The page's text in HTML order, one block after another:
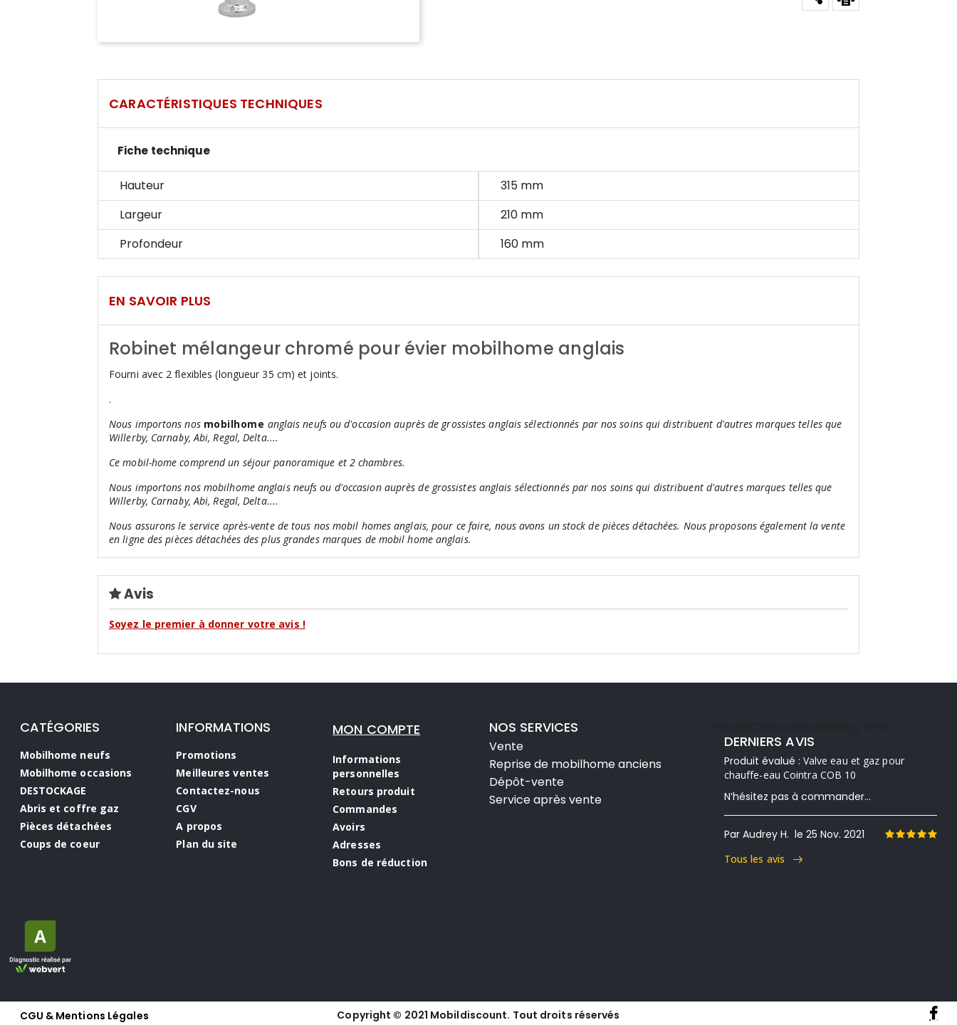
CARACTÉRISTIQUES TECHNIQUES
Fiche technique
Hauteur
315 mm
Largeur
210 mm
Profondeur
160 mm
EN SAVOIR PLUS
Robinet mélangeur chromé pour évier mobilhome anglais
Fourni avec 2 flexibles (longueur 35 cm) et joints.
.
Nous importons nos mobilhome anglais neufs ou d'occasion auprès de grossistes anglais sélectionnés par nos soins qui distribuent d'autres marques telles que
Willerby, Carnaby, Abi, Regal, Delta....
Ce mobil-home comprend un séjour panoramique et 2 chambres.
Nous importons nos mobilhome anglais neufs ou d'occasion auprès de grossistes anglais sélectionnés par nos soins qui distribuent d'autres marques telles que
Willerby, Carnaby, Abi, Regal, Delta....
Nous assurons le service après-vente de tous nos mobil homes anglais, pour ce faire, nous avons un stock de pièces détachées. Nous proposons également la vente
en ligne des pièces détachées des plus grandes marques de mobil home anglais.
Avis
Soyez le premier à donner votre avis !
CATÉGORIES
Mobilhome neufs
Mobilhome occasions
DESTOCKAGE
Abris et coffre gaz
Pièces détachées
Coups de coeur
INFORMATIONS
Promotions
Meilleures ventes
Contactez-nous
CGV
A propos
Plan du site
MON COMPTE
Informations
personnelles
Retours produit
Commandes
Avoirs
Adresses
Bons de réduction
NOS SERVICES
Vente
Reprise de mobilhome anciens
Dépôt-vente
Service après vente
DERNIERS AVIS
Produit évalué : Valve eau et gaz pour
chauffe-eau Cointra COB 10
N’hésitez pas à commander...
Par Audrey H. le 25 Nov. 2021
Tous les avis
CGU & Mentions Légales Copyright © 2021 Mobildiscount. Tout droits réservés